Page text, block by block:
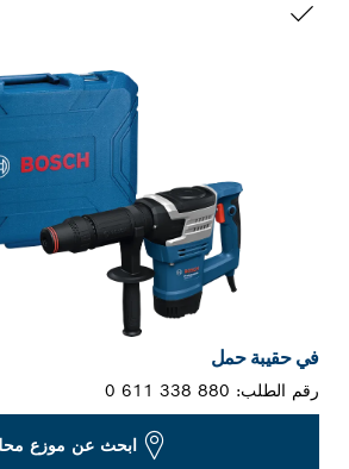
في حقيبة حمل
رقم الطلب:0 611 338 880
ابحث عن موزع محلي